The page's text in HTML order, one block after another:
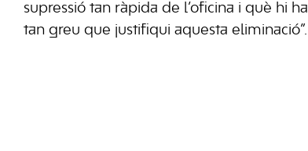
supressió tan ràpida de l’oficina i què hi ha
tan greu que justifiqui aquesta eliminació”.